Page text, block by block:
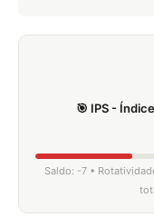
🎯 IPS -
Saldo: -7 •